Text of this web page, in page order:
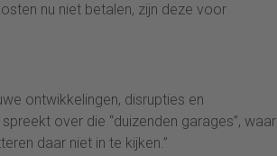
nu niet betalen, zijn deze voor
ontwikkelingen, disrupties en
over die “duizenden garages”, waar
daar niet in te kijken.”